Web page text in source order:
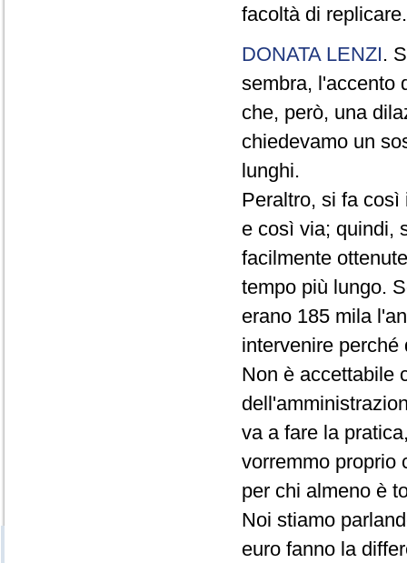
facoltà di replicare.
DONATA LENZI.
sembra, l'accento
che, però, una
chiedevamo un
lunghi.
Peraltro, si fa così
e così via; quindi,
facilmente
tempo più lungo.
erano 185 mila
intervenire
Non è accettabile
va a fare la
vorremmo proprio
per chi almeno è
Noi stiamo
euro fanno la